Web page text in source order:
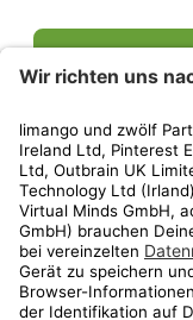
Privatsphäre-